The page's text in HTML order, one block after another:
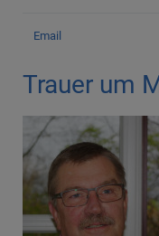
Email
Trauer um